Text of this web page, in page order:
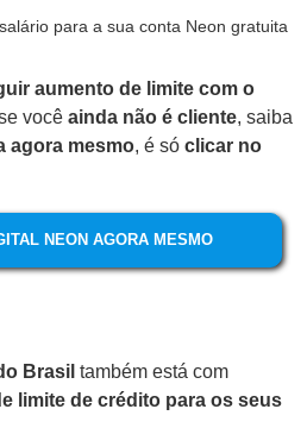
para a sua conta Neon gratuita
aumento de limite com o
você ainda não é cliente, saiba
agora mesmo, é só clicar no
NEON AGORA MESMO
Brasil também está com
limite de crédito para os seus